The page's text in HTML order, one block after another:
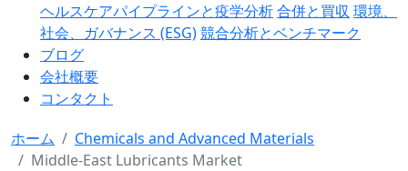
ヘルスケアパイプラインと疫学分析合併と買収 環境、
社会、ガバナンス (ESG)競合分析とベンチマーク
ブログ
会社概要
コンタクト
ホーム
Chemicals and Advanced Materials
Middle-East Lubricants Market